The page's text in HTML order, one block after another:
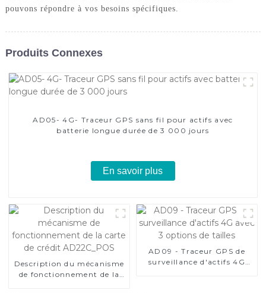
pouvons répondre à vos besoins spécifiques.
Produits Connexes
AD05- 4G- Traceur GPS sans fil pour actifs avec
batterie longue durée de 3 000 jours
En savoir plus
Description du mécanisme
de fonctionnement de la
AD09 - Traceur GPS de
surveillance d'actifs 4G